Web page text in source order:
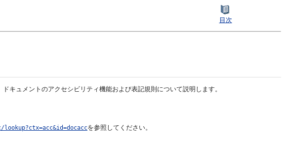
目次
キュメントのアクセシビリティ機能および表記規則について説明します。
を参照してください。